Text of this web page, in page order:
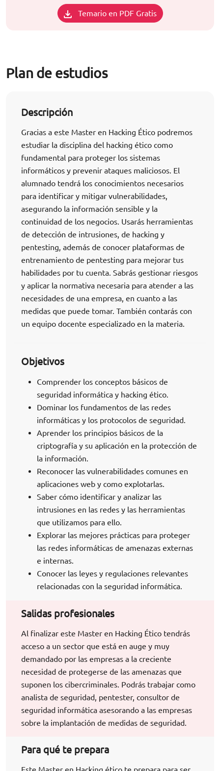
Temario en PDF Gratis
Plan de estudios
Descripción
Gracias a este Master en Hacking Ético podremos
estudiar la disciplina del hacking ético como
fundamental para proteger los sistemas
informáticos y prevenir ataques maliciosos. El
alumnado tendrá los conocimientos necesarios
para identificar y mitigar vulnerabilidades,
asegurando la información sensible y la
continuidad de los negocios. Usarás herramientas
de detección de intrusiones, de hacking y
pentesting, además de conocer plataformas de
entrenamiento de pentesting para mejorar tus
habilidades por tu cuenta. Sabrás gestionar riesgos
y aplicar la normativa necesaria para atender a las
necesidades de una empresa, en cuanto a las
medidas que puede tomar. También contarás con
un equipo docente especializado en la materia.
Objetivos
Comprender los conceptos básicos de
seguridad informática y hacking ético.
Dominar los fundamentos de las redes
informáticas y los protocolos de seguridad.
Aprender los principios básicos de la
criptografía y su aplicación en la protección de
la información.
Reconocer las vulnerabilidades comunes en
aplicaciones web y como explotarlas.
Saber cómo identificar y analizar las
intrusiones en las redes y las herramientas
que utilizamos para ello.
Explorar las mejores prácticas para proteger
las redes informáticas de amenazas externas
e internas.
Conocer las leyes y regulaciones relevantes
relacionadas con la seguridad informática.
Salidas profesionales
Al finalizar este Master en Hacking Ético tendrás
acceso a un sector que está en auge y muy
demandado por las empresas a la creciente
necesidad de protegerse de las amenazas que
suponen los cibercriminales. Podrás trabajar como
analista de seguridad, pentester, consultor de
seguridad informática asesorando a las empresas
sobre la implantación de medidas de seguridad.
Para qué te prepara